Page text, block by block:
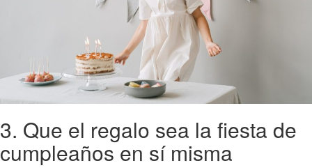
3. Que el regalo sea la fiesta de
cumpleaños en sí misma